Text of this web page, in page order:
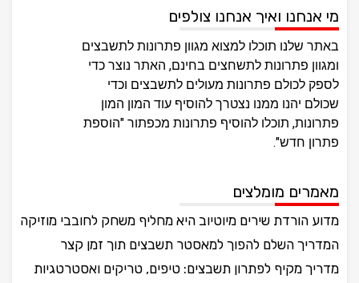
מי אנחנו ואיך אנחנו צולפים
באתר שלנו תוכלו למצוא מגוון פתרונות לתשבצים
ומגוון פתרונות לתשחצים בחינם, האתר נוצר כדי
לספק לכולם פתרונות מעולים לתשבצים וכדי
שכולם יהנו ממנו נצטרך להוסיף עוד המון המון
פתרונות, תוכלו להוסיף פתרונות מכפתור "הוספת
פתרון חדש".
מאמרים מומלצים
מדוע הורדת שירים מיוטיוב היא מחליף משחק לחובבי מוזיקה
המדריך השלם להפוך למאסטר תשבצים תוך זמן קצר
מדריך מקיף לפתרון תשבצים: טיפים, טריקים ואסטרטגיות